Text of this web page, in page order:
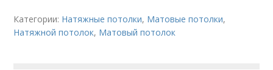
Категории: Натяжные потолки, Матовые потолки,
Натяжной потолок, Матовый потолок